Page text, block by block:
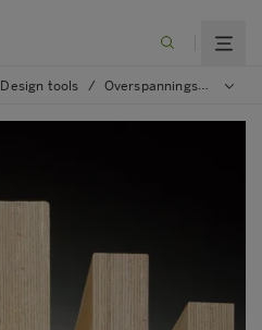
Design tools / Overspanningstabellen voor Kerto LVL